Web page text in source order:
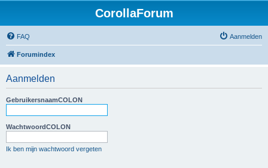
CorollaForum
FAQ Aanmelden
Forumindex
Aanmelden
GebruikersnaamCOLON
WachtwoordCOLON
Ik ben mijn wachtwoord vergeten